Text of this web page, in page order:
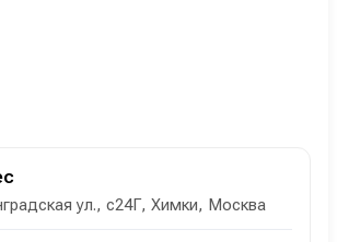
ул., с24Г, Химки, Москва